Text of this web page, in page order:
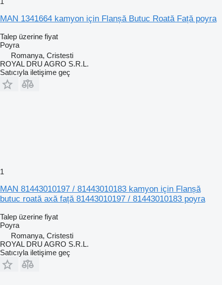
MAN 1341664 kamyon için Flanșă Butuc Roată Față poyra
Talep üzerine fiyat
Poyra
Romanya, Cristesti
ROYAL DRU AGRO S.R.L.
Satıcıyla iletişime geç
1
MAN 81443010197 / 81443010183 kamyon için Flanșă
butuc roată axă față 81443010197 / 81443010183 poyra
Talep üzerine fiyat
Poyra
Romanya, Cristesti
ROYAL DRU AGRO S.R.L.
Satıcıyla iletişime geç